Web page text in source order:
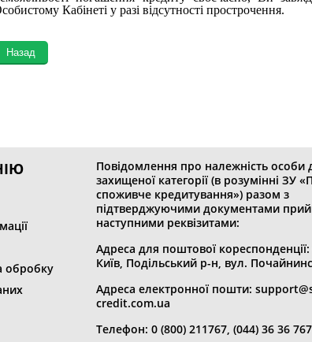
Кабінеті у разі відсутності прострочення.
обробку
Повідомлення про належність особи
захищеної категорії (в розумінні ЗУ
споживче кредитування») разом з
підтверджуючими документами
наступними реквізитами:
Адреса для поштової
Київ, Подільський р-н, вул.
Адреса електронної пошти:
credit.com.ua
Телефон: 0 (800) 211767, (044) 36 36 767